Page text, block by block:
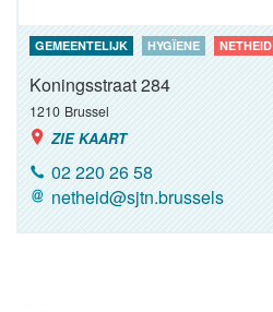
GEMEENTELIJK HYGÏENE NETHEID
Koningsstraat 284
1210 Brussel
ZIE KAART
02 220 26 58
netheid@sjtn.brussels